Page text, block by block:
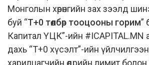
Монголын хөрөнгийн зах зээлд
буй “Т+0 төлбөр тооцооны горим”
Капитал ҮЦК”-ийн #ICAPITAL.MN
дахь “Т+0 хүсэлт”-ийн
харилцагчийн өдрийн лимит